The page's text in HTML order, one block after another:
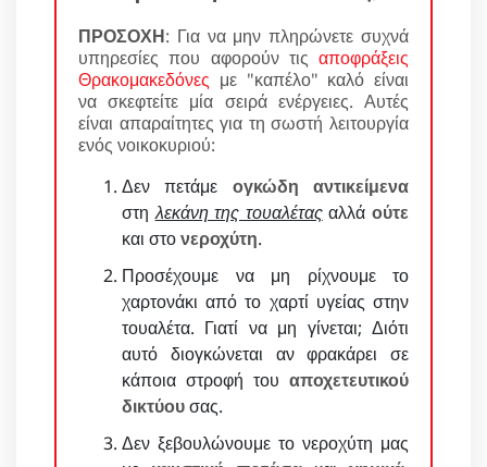
ΠΡΟΣΟΧΗ: Για να μην πληρώνετε συχνά
υπηρεσίες που αφορούν τις αποφράξεις
Θρακομακεδόνες με "καπέλο" καλό είναι
να σκεφτείτε μία σειρά ενέργειες. Αυτές
είναι απαραίτητες για τη σωστή λειτουργία
ενός νοικοκυριού:
Δεν πετάμε ογκώδη αντικείμενα
στηλεκάνη της τουαλέταςαλλάούτε
και στονεροχύτη.
Προσέχουμε να μη ρίχνουμε το
χαρτονάκι από το χαρτί υγείας στην
τουαλέτα. Γιατί να μη γίνεται; Διότι
αυτό διογκώνεται αν φρακάρει σε
κάποια στροφή του αποχετευτικού
δικτύουσας.
Δεν ξεβουλώνουμε το νεροχύτη μας